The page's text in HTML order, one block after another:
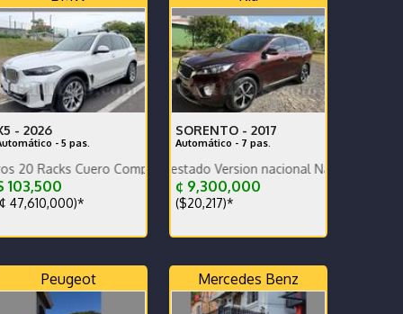
- 2026
- 5 pas.
Compuerta Eléctrica Cámara 540 Sensores FINANCIO
103,500
47,610,000)*
SORENTO - 2017
Automático - 7 pas.
Excelente estado Version nacional Nada que hacerle
¢ 9,300,000
($20,217)*
Peugeot Mercedes Benz